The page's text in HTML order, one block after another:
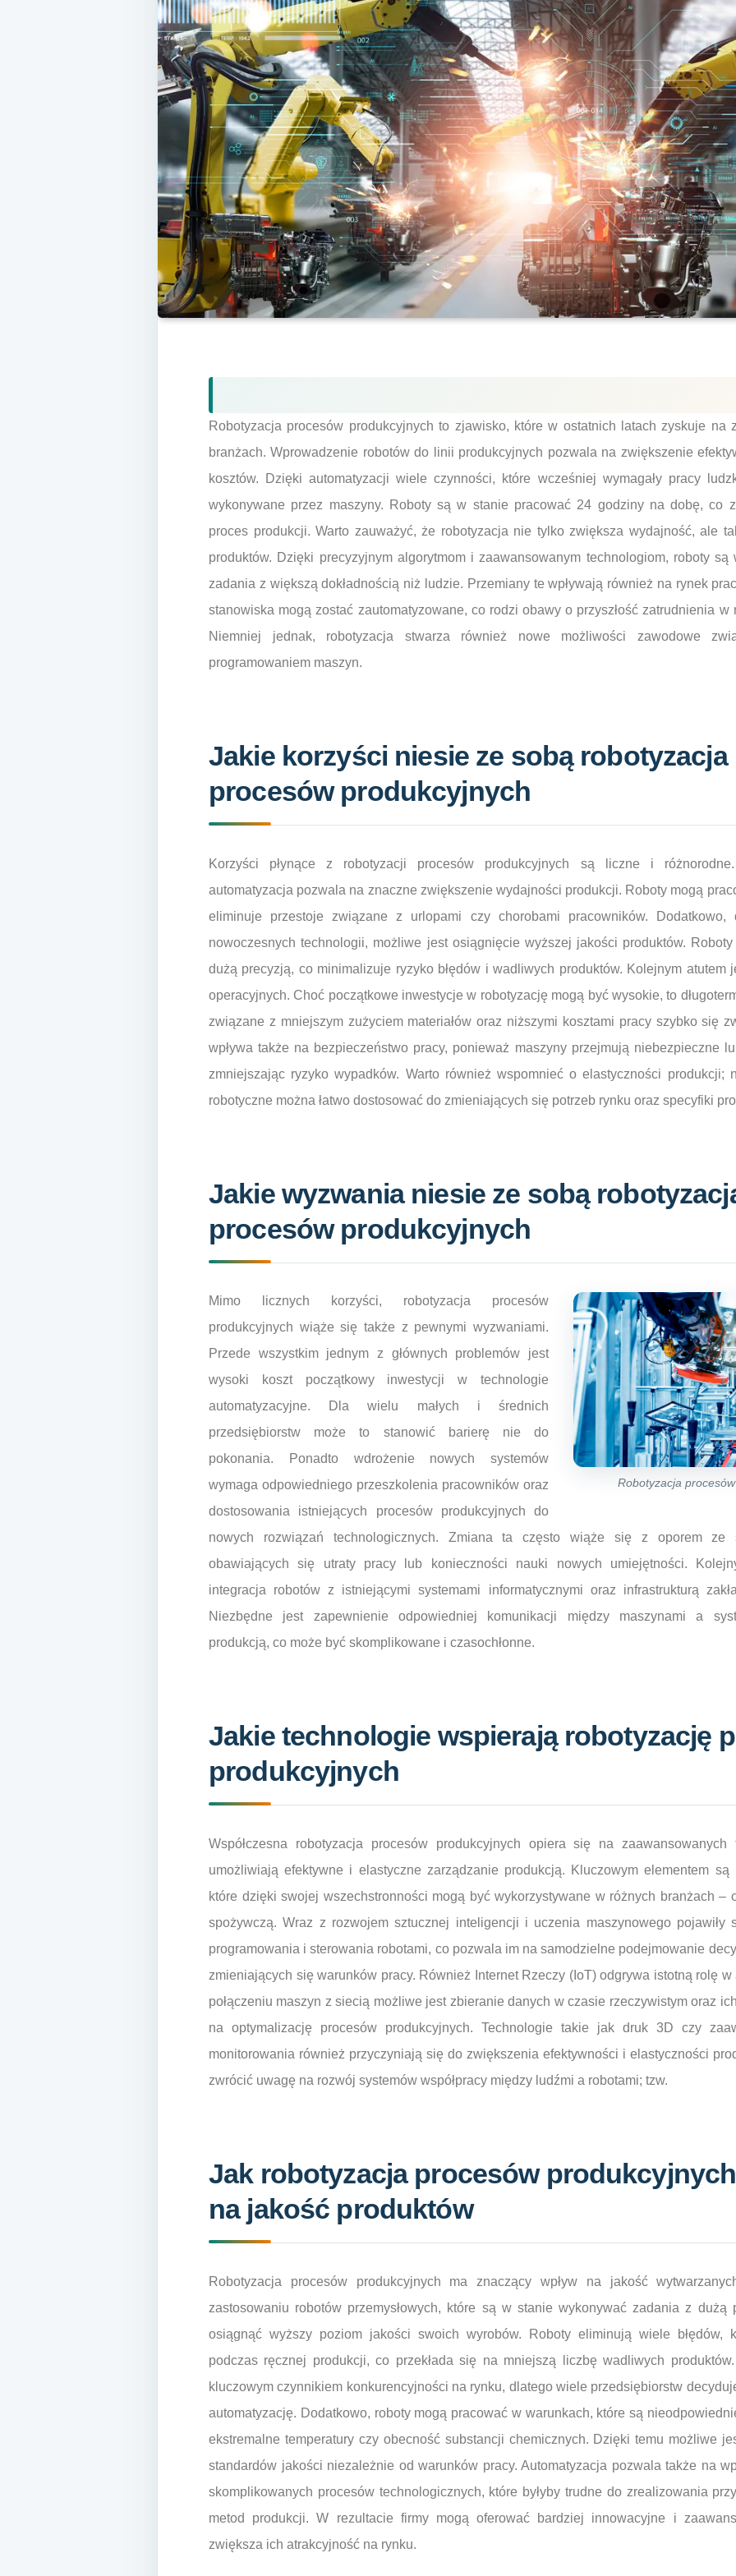
Robotyzacja procesów produkcyjnych to zjawisko, które w ostatnich latach zyskuje na
branżach. Wprowadzenie robotów do linii produkcyjnych pozwala na zwiększenie
kosztów. Dzięki automatyzacji wiele czynności, które wcześniej wymagały pracy
wykonywane przez maszyny. Roboty są w stanie pracować 24 godziny na dobę, co
proces produkcji. Warto zauważyć, że robotyzacja nie tylko zwiększa wydajność, ale
produktów. Dzięki precyzyjnym algorytmom i zaawansowanym technologiom, roboty
zadania z większą dokładnością niż ludzie. Przemiany te wpływają również na rynek
stanowiska mogą zostać zautomatyzowane, co rodzi obawy o przyszłość zatrudnienia w
Niemniej jednak, robotyzacja stwarza również nowe możliwości zawodowe
programowaniem maszyn.
Jakie korzyści niesie ze sobą robotyzacja
procesów produkcyjnych
Korzyści płynące z robotyzacji procesów produkcyjnych są liczne i
automatyzacja pozwala na znaczne zwiększenie wydajności produkcji. Roboty mogą
eliminuje przestoje związane z urlopami czy chorobami pracowników. Dodatkowo,
nowoczesnych technologii, możliwe jest osiągnięcie wyższej jakości produktów.
dużą precyzją, co minimalizuje ryzyko błędów i wadliwych produktów. Kolejnym atutem
operacyjnych. Choć początkowe inwestycje w robotyzację mogą być wysokie, to
związane z mniejszym zużyciem materiałów oraz niższymi kosztami pracy szybko się
wpływa także na bezpieczeństwo pracy, ponieważ maszyny przejmują niebezpieczne
zmniejszając ryzyko wypadków. Warto również wspomnieć o elastyczności produkcji;
robotyczne można łatwo dostosować do zmieniających się potrzeb rynku oraz specyfiki
Jakie wyzwania niesie ze sobą
procesów produkcyjnych
Robotyzacja
Mimo licznych korzyści, robotyzacja procesów
produkcyjnych wiąże się także z pewnymi wyzwaniami.
Przede wszystkim jednym z głównych problemów jest
wysoki koszt początkowy inwestycji w technologie
automatyzacyjne. Dla wielu małych i średnich
przedsiębiorstw może to stanowić barierę nie do
pokonania. Ponadto wdrożenie nowych systemów
wymaga odpowiedniego przeszkolenia pracowników oraz
dostosowania istniejących procesów produkcyjnych do
nowych rozwiązań technologicznych. Zmiana ta często wiąże się z oporem ze
obawiających się utraty pracy lub konieczności nauki nowych umiejętności.
integracja robotów z istniejącymi systemami informatycznymi oraz infrastrukturą
Niezbędne jest zapewnienie odpowiedniej komunikacji między maszynami a
produkcją, co może być skomplikowane i czasochłonne.
Jakie technologie wspierają robotyzację
produkcyjnych
Współczesna robotyzacja procesów produkcyjnych opiera się na zaawansowanych
umożliwiają efektywne i elastyczne zarządzanie produkcją. Kluczowym elementem są
które dzięki swojej wszechstronności mogą być wykorzystywane w różnych branżach –
spożywczą. Wraz z rozwojem sztucznej inteligencji i uczenia maszynowego pojawiły
programowania i sterowania robotami, co pozwala im na samodzielne podejmowanie
zmieniających się warunków pracy. Również Internet Rzeczy (IoT) odgrywa istotną rolę
połączeniu maszyn z siecią możliwe jest zbieranie danych w czasie rzeczywistym oraz
na optymalizację procesów produkcyjnych. Technologie takie jak druk 3D czy
monitorowania również przyczyniają się do zwiększenia efektywności i elastyczności
zwrócić uwagę na rozwój systemów współpracy między ludźmi a robotami; tzw.
Jak robotyzacja procesów produkcyjnych
na jakość produktów
Robotyzacja procesów produkcyjnych ma znaczący wpływ na jakość
zastosowaniu robotów przemysłowych, które są w stanie wykonywać zadania z dużą
osiągnąć wyższy poziom jakości swoich wyrobów. Roboty eliminują wiele błędów,
podczas ręcznej produkcji, co przekłada się na mniejszą liczbę wadliwych
kluczowym czynnikiem konkurencyjności na rynku, dlatego wiele przedsiębiorstw
automatyzację. Dodatkowo, roboty mogą pracować w warunkach, które są
ekstremalne temperatury czy obecność substancji chemicznych. Dzięki temu możliwe
standardów jakości niezależnie od warunków pracy. Automatyzacja pozwala także na
skomplikowanych procesów technologicznych, które byłyby trudne do zrealizowania
metod produkcji. W rezultacie firmy mogą oferować bardziej innowacyjne i
zwiększa ich atrakcyjność na rynku.